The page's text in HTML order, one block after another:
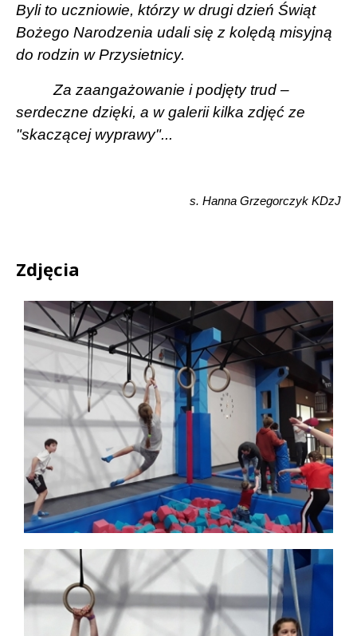
Byli to uczniowie, którzy w drugi dzień Świąt
Bożego Narodzenia udali się z kolędą misyjną
do rodzin w Przysietnicy.
Za zaangażowanie i podjęty trud –
serdeczne dzięki, a w galeriikilka zdjęć ze
"skaczącej wyprawy"...
s. Hanna Grzegorczyk KDzJ
Zdjęcia